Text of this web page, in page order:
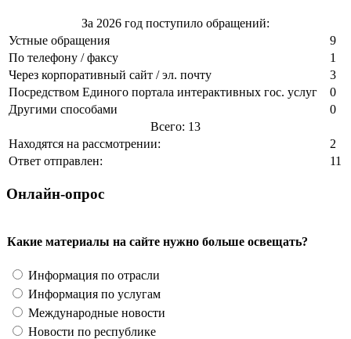
За 2026 год поступило обращений:
Устные обращения
9
По телефону / факсу
1
Через корпоративный сайт / эл. почту
3
Посредством Единого портала интерактивных гос. услуг
0
Другими способами
0
Всего: 13
Находятся на рассмотрении:
2
Ответ отправлен:
11
Онлайн-опрос
Какие материалы на сайте нужно больше освещать?
Информация по отрасли
Информация по услугам
Международные новости
Новости по республике